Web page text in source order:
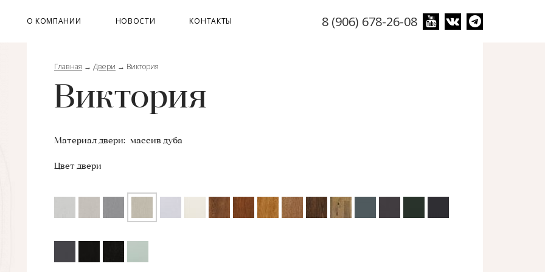
8 (906) 678-26-08
О КОМПАНИИ НОВОСТИ КОНТАКТЫ
Главная → Двери → Виктория
Виктория
Материал двери: массив дуба
Цвет двери